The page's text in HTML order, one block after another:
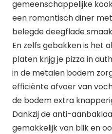
gemeenschappelijke
een romantisch diner
belegde deegflade
En zelfs gebakken is het
platen krijg je pizza in
in de metalen bodem
efficiënte afvoer van
de bodem extra
Dankzij de anti-
gemakkelijk van blik en